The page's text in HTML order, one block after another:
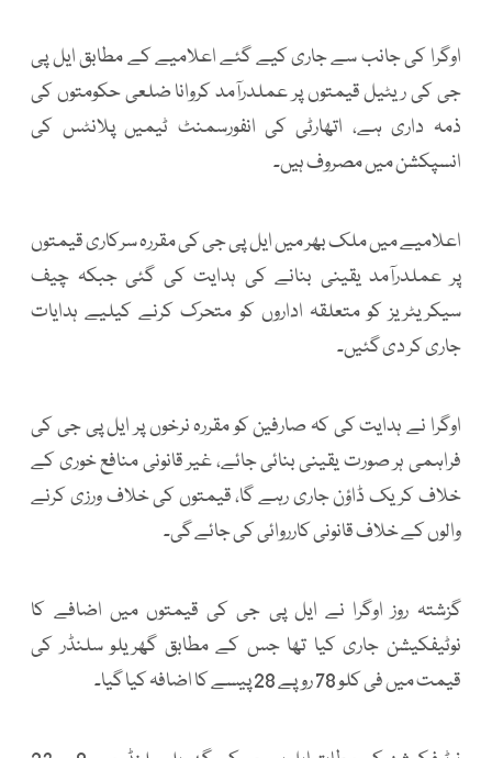
اوگرا کی جانب سے جاری کیے گئے اعلامیے کے مطابق ایل پی
جی کی ریٹیل قیمتوں پر عملدرآمد کروانا ضلعی حکومتوں کی
ذمہ داری ہے، اتھارٹی کی انفورسمنٹ ٹیمیں پلانٹس کی
انسپکشن میں مصروف ہیں۔
اعلامیے میں ملک بھر میں ایل پی جی کی مقررہ سرکاری قیمتوں
پر عملدرآمد یقینی بنانے کی ہدایت کی گئی جبکہ چیف
سیکریٹریز کو متعلقہ اداروں کو متحرک کرنے کیلیے ہدایات
جاری کر دی گئیں۔
اوگرا نے ہدایت کی کہ صارفین کو مقررہ نرخوں پر ایل پی جی کی
فراہمی ہر صورت یقینی بنائی جائے، غیر قانونی منافع خوری کے
خلاف کریک ڈاؤن جاری رہے گا، قیمتوں کی خلاف ورزی کرنے
والوں کے خلاف قانونی کارروائی کی جائے گی۔
گزشتہ روز اوگرا نے ایل پی جی کی قیمتوں میں اضافے کا
نوٹیفکیشن جاری کیا تھا جس کے مطابق گھریلو سلنڈر کی
قیمت میں فی کلو 78 روپے 28 پیسے کا اضافہ کیا گیا۔